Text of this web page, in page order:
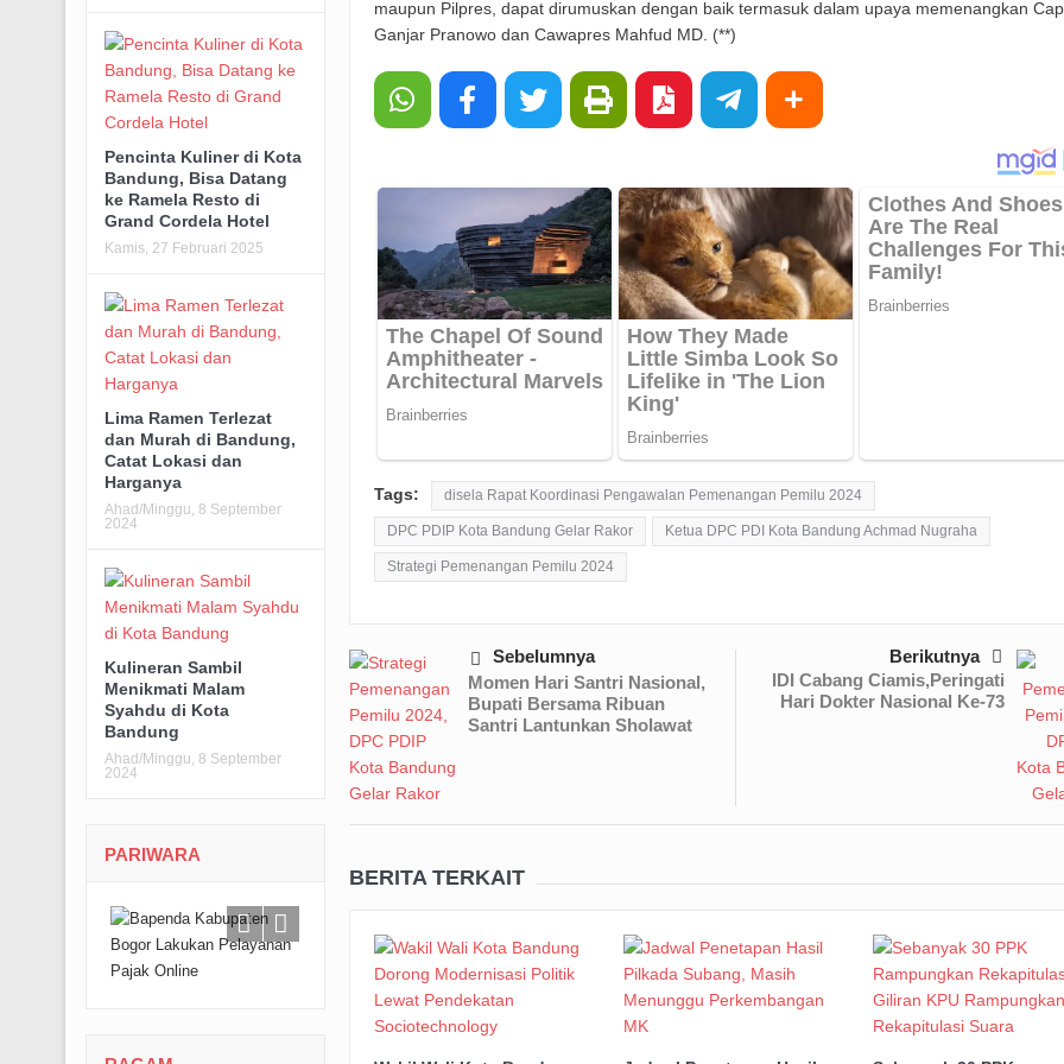
maupun Pilpres, dapat dirumuskan dengan baik termasuk dalam upaya memenangkan
Ganjar Pranowo dan Cawapres Mahfud MD. (**)
Tags: disela Rapat Koordinasi Pengawalan Pemenangan Pemilu 2024
DPC PDIP Kota Bandung Gelar Rakor Ketua DPC PDI Kota Bandung Achmad Nugraha
Strategi Pemenangan Pemilu 2024
Sebelumnya
Momen Hari Santri Nasional,
Bupati Bersama Ribuan
Santri Lantunkan Sholawat
Berikutnya
IDI Cabang Ciamis,Peringati
Hari Dokter Nasional Ke-73
BERITA TERKAIT
Pencinta Kuliner di Kota
Bandung, Bisa Datang
ke Ramela Resto di
Grand Cordela Hotel
Kamis, 27 Februari 2025
Lima Ramen Terlezat
dan Murah di Bandung,
Catat Lokasi dan
Harganya
Ahad/Minggu, 8 September
2024
Kulineran Sambil
Menikmati Malam
Syahdu di Kota
Bandung
Ahad/Minggu, 8 September
2024
PARIWARA